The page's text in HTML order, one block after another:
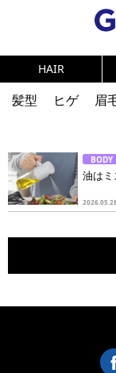
HAIR
髪型 ヒゲ 眉
メンズコスメ
テストステロン
健康
スキンケア
トレーニング
ダイエット
理
BODY
油は
2026.05.28